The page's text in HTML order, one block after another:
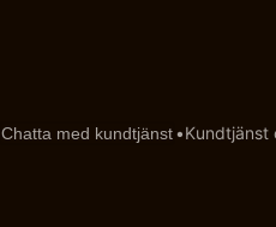
Chatta med kundtjänst•Kundtjänst